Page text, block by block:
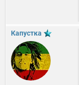
Капустка